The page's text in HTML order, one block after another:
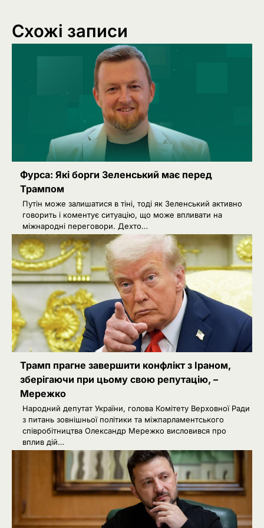
Схожі записи
Фурса: Які борги Зеленський має перед
Трампом
Путін може залишатися в тіні, тоді як Зеленський активно
говорить і коментує ситуацію, що може впливати на
міжнародні переговори. Дехто…
Трамп прагне завершити конфлікт з Іраном,
зберігаючи при цьому свою репутацію, –
Мережко
Народний депутат України, голова Комітету Верховної Ради
з питань зовнішньої політики та міжпарламентського
співробітництва Олександр Мережко висловився про
вплив дій…
Зеленський звільнив ще сімох
керівників дипломатичних місій
Ivanov Ponomarenko
3
Затримання українця на кордоні
Польщі: МЗС України вимагає